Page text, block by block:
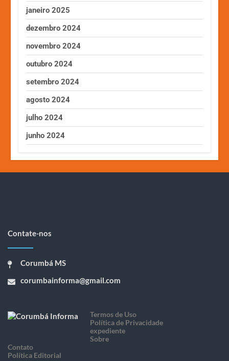
janeiro 2025
dezembro 2024
novembro 2024
outubro 2024
setembro 2024
agosto 2024
julho 2024
junho 2024
Contate-nos
Corumbá MS
corumbainforma@gmail.com
Termos de Uso
Política de Privacidade
expediente
Sobre
Contato
Política Editorial